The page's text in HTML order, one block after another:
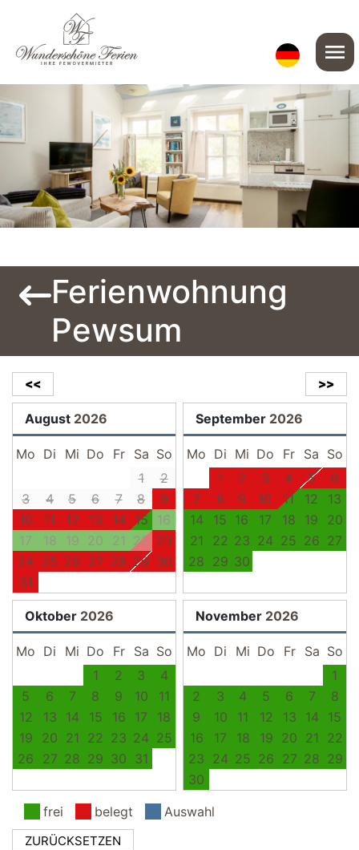
menu
Ferienwohnung
Pewsum
>>
<<
August 2026
Mo Di Mi Do Fr Sa So
1
2
3
4 5 6 7 8
9
10
11 12 13 14 15
16
17
18 19 20 21 22 23
24 25 26 27 28 29 30
31
September 2026
Mo Di Mi Do Fr Sa So
1
2 3 4 5
6
7
8 9 10 11 12
13
14
15 16 17 18 19
20
21
22 23 24 25 26 27
28 29 30
Oktober 2026
Mo Di Mi Do Fr Sa So
1
2 3
4
5
6 7 8 9 10
11
12
13 14 15 16 17
18
19
20 21 22 23 24 25
26
27 28 29 30 31
November 2026
Mo Di Mi Do Fr Sa So
1
2
3 4 5 6 7
8
9
10 11 12 13 14
15
16
17 18 19 20 21
22
23 24 25 26 27 28 29
30
frei
belegt Auswahl
ZURÜCKSETZEN